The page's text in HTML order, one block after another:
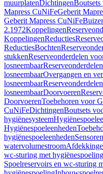
muurplatenDichtingen
Mapress CuNiFeGeberit
Geberit Mapress CuNiFe
2.1972Koppelingen
KoppelingenReducties
ReductiesBochten
stukkenReserveonderdelen
losneembaar
losneembaarOvergangen en
losneembaar
losneembaarDoorvoeren
DoorvoerenToebehoren voor
CuNiFeDichtingenBoutsets
hygiënesysteem
Hygiënespoeleenheden
hygiënespoeleenhedenSensoren
watervolumestroom
wc-sturing met hygiënespoeling
Spoelreservoirs en wc-sturing